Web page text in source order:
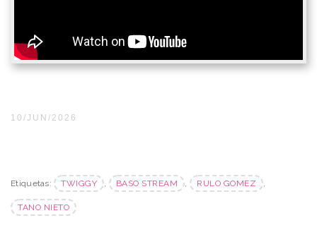
10/JUN/2026
Etiquetas: TWIGGY , BASO STREAM , RULO GOMEZ ,
TANO NIETO